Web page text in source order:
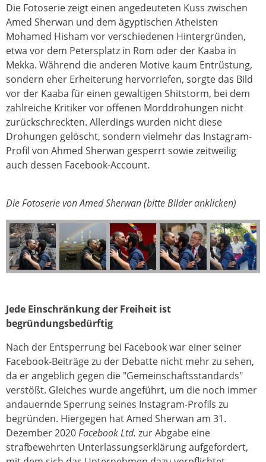
Die Fotoserie zeigt einen angedeuteten Kuss zwischen
Amed Sherwan und dem ägyptischen Atheisten
Mohamed Hisham vor verschiedenen Hintergründen,
etwa vor dem Petersplatz in Rom oder der Kaaba in
Mekka. Während die anderen Motive kaum Entrüstung,
sondern eher Erheiterung hervorriefen, sorgte das Bild
vor der Kaaba für einen gewaltigen Shitstorm, bei dem
zahlreiche Kritiker vor offenen Morddrohungen nicht
zurückschreckten. Allerdings wurden nicht diese
Drohungen gelöscht, sondern vielmehr das Instagram-
Profil von Ahmed Sherwan gesperrt sowie zeitweilig
auch dessen Facebook-Account.
Die Fotoserie von Amed Sherwan (bitte Bilder anklicken)
Jede Einschränkung der Freiheit ist
begründungsbedürftig
Nach der Entsperrung bei Facebook war einer seiner
Facebook-Beiträge zu der Debatte nicht mehr zu sehen,
da er angeblich gegen die "Gemeinschaftsstandards"
verstößt. Gleiches wurde angeführt, um die noch immer
andauernde Sperrung seines Instagram-Profils zu
begründen. Hiergegen hat Amed Sherwan am 31.
Dezember 2020Facebook Ltd. zur Abgabe eine
strafbewehrten Unterlassungserklärung aufgefordert,